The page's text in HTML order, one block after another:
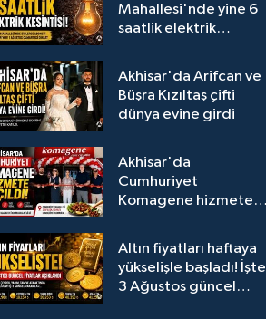
Mahallesi'nde yine 6
saatlik elektrik
Akhisar'da Arifcan ve
Büşra Kızıltaş çifti
dünya evine girdi
Akhisar'da
Cumhuriyet
Komagene hizmete
Altın fiyatları haftaya
yükselişle başladı! İşte
3 Ağustos güncel